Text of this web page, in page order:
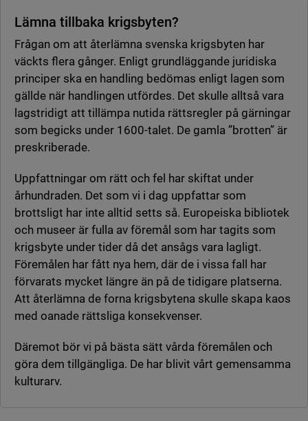
Lämna tillbaka krigsbyten?
Frågan om att återlämna svenska krigsbyten har
väckts flera gånger. Enligt grundläggande juridiska
principer ska en handling bedömas enligt lagen som
gällde när handlingen utfördes. Det skulle alltså vara
lagstridigt att tillämpa nutida rättsregler på gärningar
som begicks under 1600-talet. De gamla ”brotten” är
preskriberade.
Uppfattningar om rätt och fel har skiftat under
århundraden. Det som vi i dag uppfattar som
brottsligt har inte alltid setts så. Europeiska bibliotek
och museer är fulla av föremål som har tagits som
krigsbyte under tider då det ansågs vara lagligt.
Föremålen har fått nya hem, där de i vissa fall har
förvarats mycket längre än på de tidigare platserna.
Att återlämna de forna krigsbytena skulle skapa kaos
med oanade rättsliga konsekvenser.
Däremot bör vi på bästa sätt vårda föremålen och
göra dem tillgängliga. De har blivit vårt gemensamma
kulturarv.